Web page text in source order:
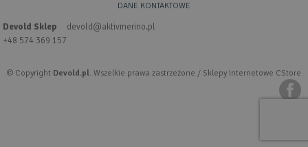
DANE KONTAKTOWE
Devold Sklep
+48 574 369 157
devold@aktivmerino.pl
© Copyright Devold.pl. Wszelkie prawa zastrzeżone / Sklepy internetowe CStore